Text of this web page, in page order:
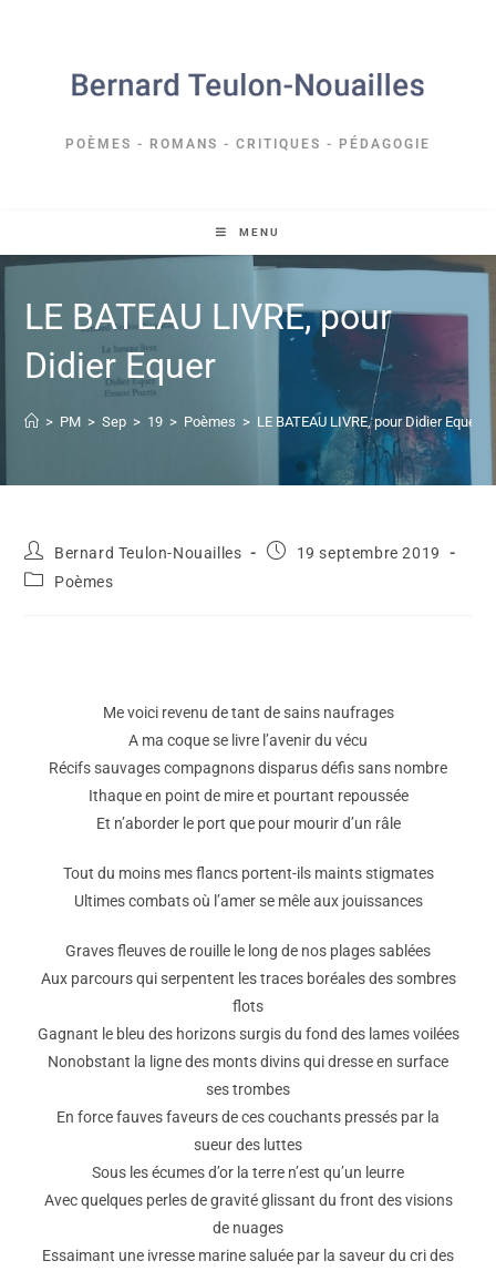
POÈMES - ROMANS - CRITIQUES - PÉDAGOGIE
MENU
LE BATEAU LIVRE, pour
Didier Equer
> PM > Sep > 19 > Poèmes > LE BATEAU LIVRE, pour Didier Equer
Bernard Teulon-Nouailles
19 septembre 2019
Poèmes
Me voici revenu de tant de sains naufrages
A ma coque se livre l’avenir du vécu
Récifs sauvages compagnons disparus défis sans nombre
Ithaque en point de mire et pourtant repoussée
Et n’aborder le port que pour mourir d’un râle
Tout du moins mes flancs portent-ils maints stigmates
Ultimes combats où l’amer se mêle aux jouissances
Graves fleuves de rouille le long de nos plages sablées
Aux parcours qui serpentent les traces boréales des sombres
flots
Gagnant le bleu des horizons surgis du fond des lames voilées
Nonobstant la ligne des monts divins qui dresse en surface
ses trombes
En force fauves faveurs de ces couchants pressés par la
sueur des luttes
Sous les écumes d’or la terre n’est qu’un leurre
Avec quelques perles de gravité glissant du front des visions
de nuages
Essaimant une ivresse marine saluée par la saveur du cri des